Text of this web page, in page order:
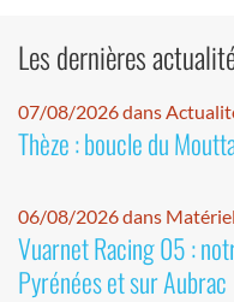
Les dernières
07/08/2026 dans
Thèze : boucle du
06/08/2026 dans Matériel
Vuarnet Racing 05 :
Pyrénées et sur Aubrac